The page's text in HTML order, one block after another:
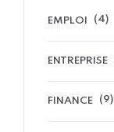
EMPLOI (4)
ENTREPRISE
FINANCE (9)